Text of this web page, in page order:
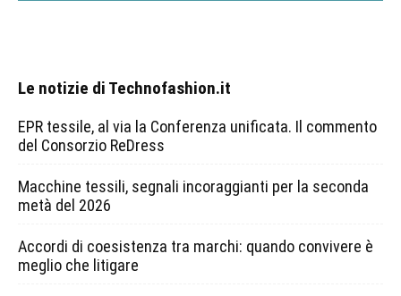
Le notizie di Technofashion.it
EPR tessile, al via la Conferenza unificata. Il commento
del Consorzio ReDress
Macchine tessili, segnali incoraggianti per la seconda
metà del 2026
Accordi di coesistenza tra marchi: quando convivere è
meglio che litigare